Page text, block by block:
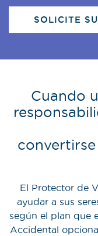
SOLICITE
Cuando
convertirse
El Protector de
ayudar a sus
según el plan que
Accidental